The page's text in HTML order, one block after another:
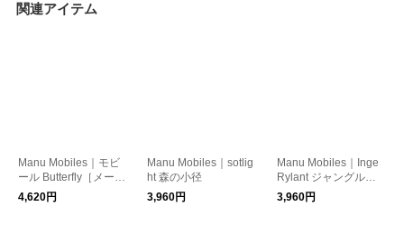
関連アイテム
Manu Mobiles｜モビ
ール Butterfly［メール
便］
4,620円
Manu Mobiles｜sotlig
ht 森の小径
3,960円
Manu Mobiles｜Inge
Rylant ジャングルフ
ォレスト
3,960円